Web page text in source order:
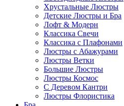
Хрустальные Люстры
Детские Люстры и Бра
Лофт & Модерн
Классика Свечи
Классика с Плафонами
Люстры с Абажурами
Люстры Ветки
Большие Люстры
Люстры Космос
С Деревом Кантри
Люстры Флористика